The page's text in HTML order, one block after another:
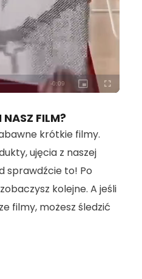
Loaded:
100.00%
NASZ FILM?
krótkie filmy.
ujęcia z naszej
sprawdźcie to! Po
kolejne. A jeśli
filmy, możesz śledzić